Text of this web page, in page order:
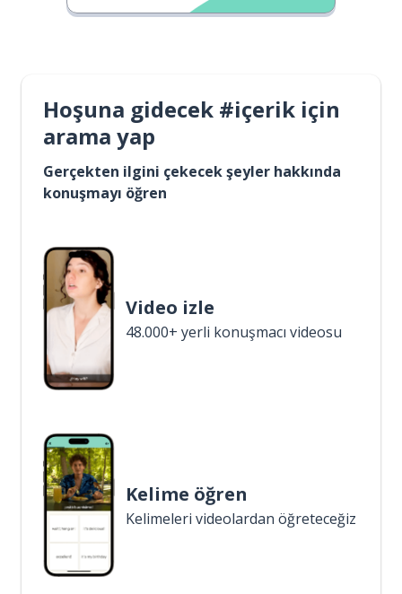
Hoşuna gidecek #içerik için
arama yap
Gerçekten ilgini çekecek şeyler hakkında
konuşmayı öğren
Video izle
48.000+ yerli konuşmacı videosu
Kelime öğren
Kelimeleri videolardan öğreteceğiz